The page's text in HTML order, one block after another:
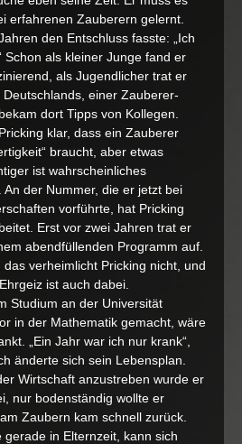
erfahrenen Zauberern gelernt.
den Entschluss fasste: „Ich
Schon als kleiner Junge fand er
als Jugendlicher trat er
einer Zauberer-
dort Tipps von Kollegen.
klar, dass ein Zauberer
braucht, aber etwas
ist wahrscheinliches
An der Nummer, die er jetzt bei
vorführte, hat Pricking
Erst vor zwei Jahren trat er
abendfüllenden Programm auf.
das verheimlicht Pricking nicht, und
ist auch dabei.
Studium an der Universität
in der Mathematik gemacht, wäre
„Ein Jahr war ich nur krank“,
änderte sich sein Lebensplan.
Wirtschaft anzustreben wurde er
nur bodenständig wollte er
Zaubern kam schnell zurück.
in Elternzeit, kann sich